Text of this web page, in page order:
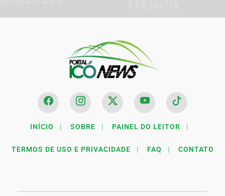
INÍCIO | SOBRE | PAINEL DO LEITOR |
TERMOS DE USO E PRIVACIDADE | FAQ | CONTATO